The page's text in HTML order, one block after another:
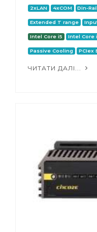
2xLAN 4xCOM Din-
Extended T range
Intel Core i5 Intel Core
Passive Cooling PCIex
ЧИТАТИ ДАЛІ...